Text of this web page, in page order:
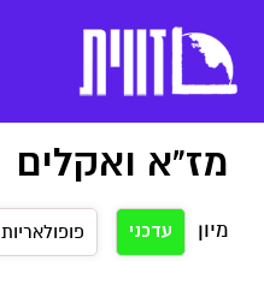
מז"א ואקלים
מיון עדכני פופולאריות